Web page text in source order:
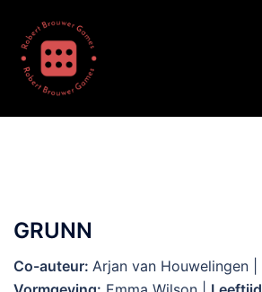
naar
inhoud
GRUNN
Co-auteur: Arjan van Houwelingen |